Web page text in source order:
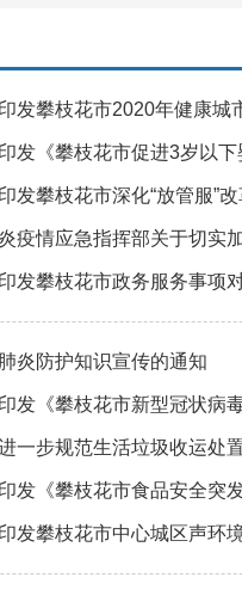
发攀枝花市2020年健康城
发《攀枝花市促进3岁以
发攀枝花市深化“放管服”
疫情应急指挥部关于切实
发攀枝花市政务服务事项
炎防护知识宣传的通知
发《攀枝花市新型冠状病
一步规范生活垃圾收运处
发《攀枝花市食品安全突
发攀枝花市中心城区声环